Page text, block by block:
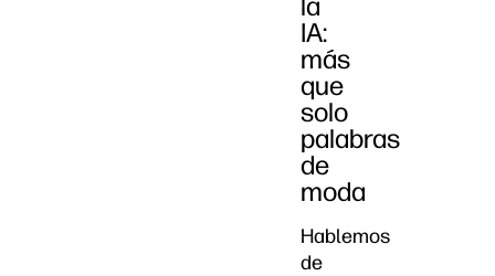
IA:
más
que
solo
palabras
de
moda
Hablemos
de